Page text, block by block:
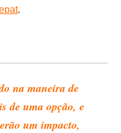
.
na maneira de
de uma opção, e
um impacto,